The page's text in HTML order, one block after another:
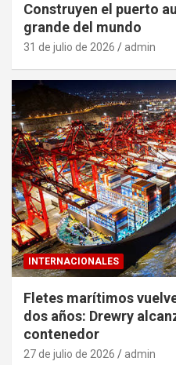
Construyen el puerto
grande del mundo
31 de julio de 2026 admin
INTERNACIONALES
Fletes marítimos
dos años: Drewry
contenedor
27 de julio de 2026 admin